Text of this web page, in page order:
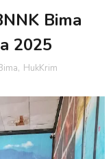
Bima
2025
, HukKrim